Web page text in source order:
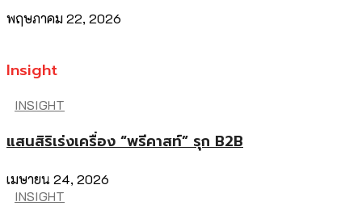
พฤษภาคม 22, 2026
Insight
INSIGHT
แสนสิริเร่งเครื่อง “พรีคาสท์” รุก B2B
เมษายน 24, 2026
INSIGHT